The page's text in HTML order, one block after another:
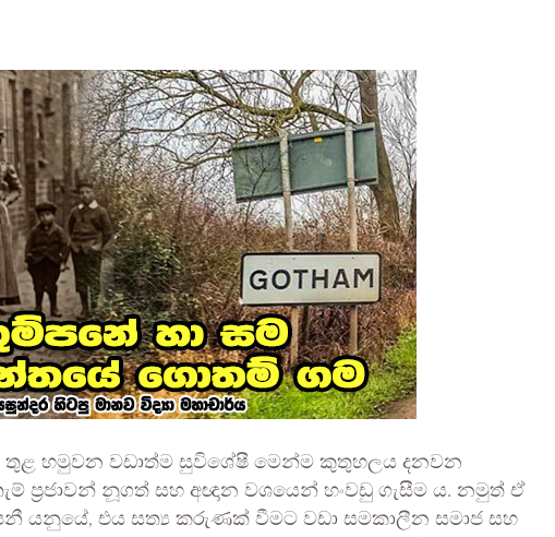
තුළ හමුවන වඩාත්ම සුවිශේෂී මෙන්ම කුතුහලය දනවන
ප්‍රජාවන් නූගත් සහ අඥාන වශයෙන් හංවඩු ගැසීම ය. නමුත් ඒ
යනුයේ, එය සත්‍ය කරුණක් වීමට වඩා සමකාලීන සමාජ සහ